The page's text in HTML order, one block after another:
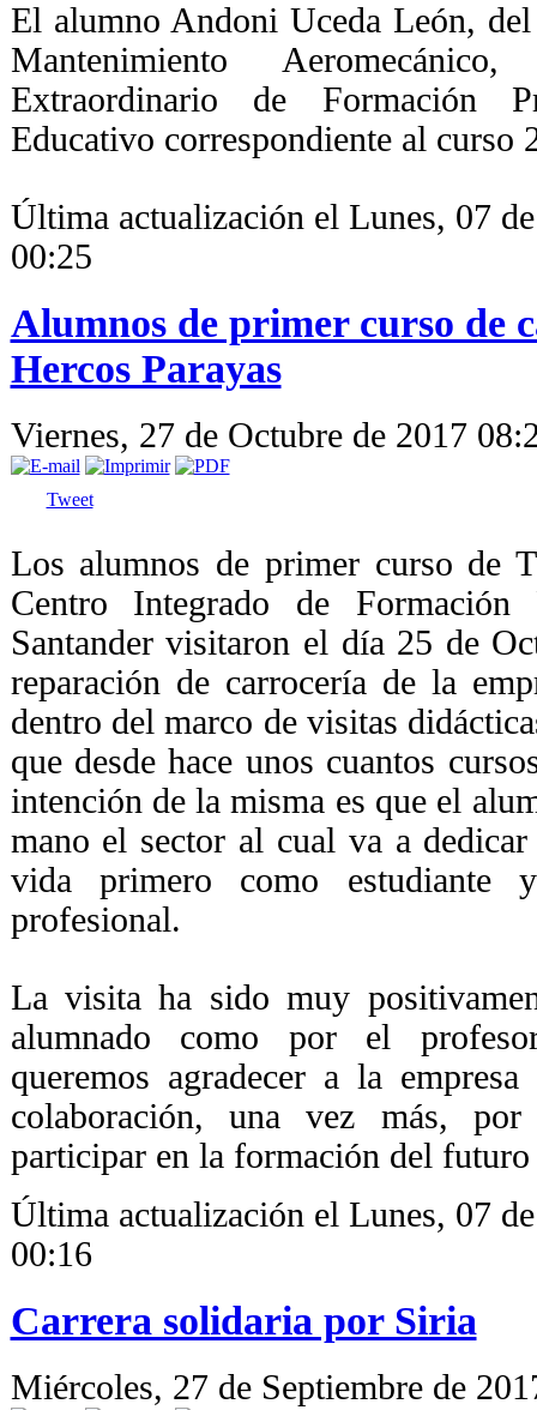
El alumno Andoni Uceda León,
Mantenimiento
Extraordinario de Formación
Educativo correspondiente al curso
Última actualización el Lunes, 07
00:25
Alumnos de primer curso de
Hercos Parayas
Viernes, 27 de Octubre de 2017
Tweet
Los alumnos de primer curso de
Centro Integrado de
Santander visitaron el día 25 de
reparación de carrocería de la
dentro del marco de visitas
que desde hace unos cuantos
intención de la misma es que el
mano el sector al cual va a
vida primero como estudiante
profesional.
La visita ha sido muy
alumnado como por el
queremos agradecer a la
colaboración, una vez más,
participar en la formación del futuro
Última actualización el Lunes, 07
00:16
Carrera solidaria por Siria
Miércoles, 27 de Septiembre de